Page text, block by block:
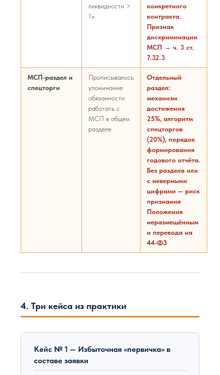
ликвидности >
1»
конкретного
контракта.
Признак
дискриминации
МСП → ч. 3 ст.
7.32.3
МСП-раздел и
спецторги
Прописывалось
упоминание
обязанности
работать с
МСП в общем
разделе
Отдельный
раздел:
механизм
достижения
25%, алгоритм
спецторгов
(20%), порядок
формирования
годового отчёта.
Без раздела или
с неверными
цифрами — риск
признания
Положения
неразмещённым
и перевода на
44-ФЗ
4. Три кейса из практики
Кейс № 1 — Избыточная «первичка» в
составе заявки